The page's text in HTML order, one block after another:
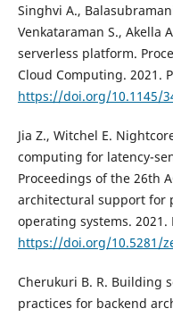
Singhvi A.,
Venkataraman S., Akella
serverless platform.
Cloud Computing. 2021.
https://doi.org/10.1145/
Jia Z., Witchel E.
computing for latency-
Proceedings of the 26th
architectural support for
operating systems. 2021.
https://doi.org/10.5281/
Cherukuri B. R. Building
practices for backend